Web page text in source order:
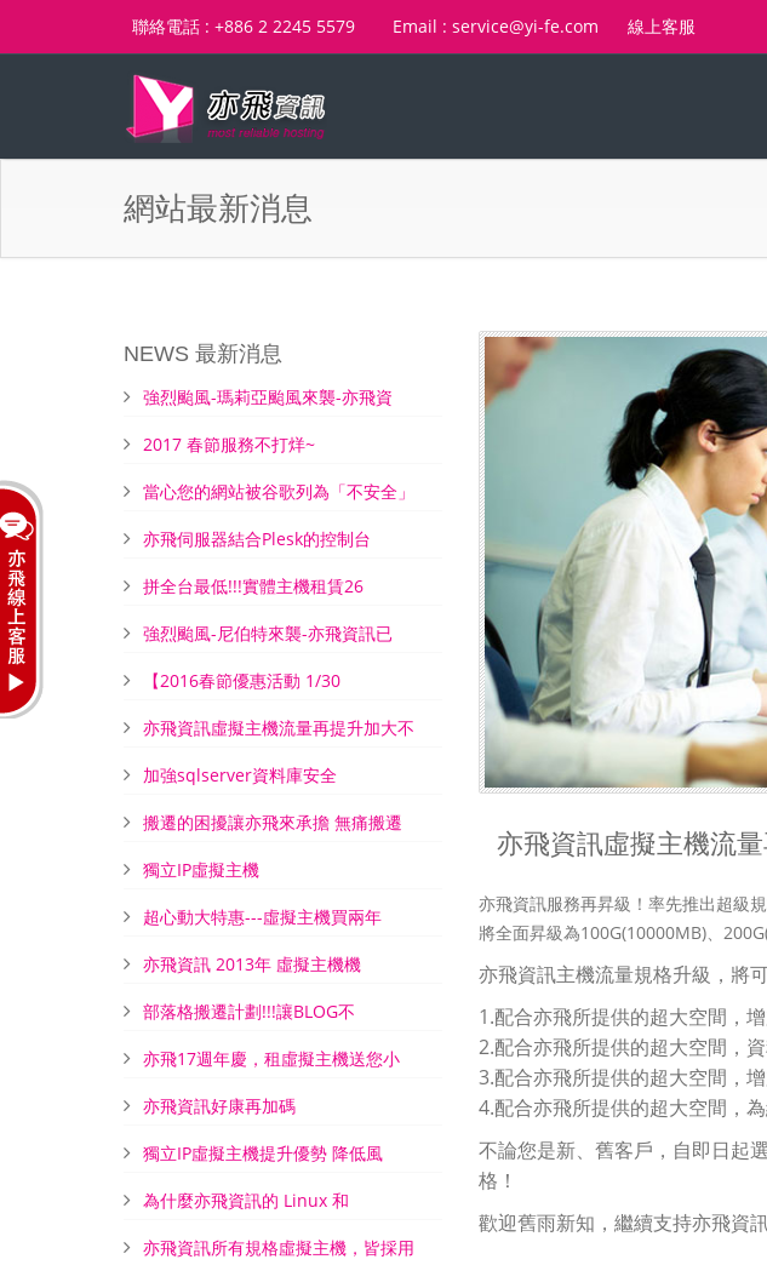
聯絡電話 : +886 2 2245 5579 Email : service@yi-fe.com 線上客服
網站最新消息
NEWS 最新消息
強烈颱風-瑪莉亞颱風來襲-亦飛資
2017 春節服務不打烊~
當心您的網站被谷歌列為「不安全」
亦飛伺服器結合Plesk的控制台
拼全台最低!!!實體主機租賃26
強烈颱風-尼伯特來襲-亦飛資訊已
【2016春節優惠活動 1/30
亦飛資訊虛擬主機流量再提升加大不
加強sqlserver資料庫安全
搬遷的困擾讓亦飛來承擔 無痛搬遷
獨立IP虛擬主機
超心動大特惠---虛擬主機買兩年
亦飛資訊 2013年 虛擬主機機
部落格搬遷計劃!!!讓BLOG不
亦飛17週年慶，租虛擬主機送您小
亦飛資訊好康再加碼
獨立IP虛擬主機提升優勢 降低風
為什麼亦飛資訊的 Linux 和
亦飛資訊所有規格虛擬主機，皆採用
亦飛資訊虛擬主機流
亦飛資訊服務再昇級！率先推出超級
將全面昇級為100G(10000MB)、
亦飛資訊主機流量規格升級，將
1.配合亦飛所提供的超大空間，
2.配合亦飛所提供的超大空間，
3.配合亦飛所提供的超大空間，
4.配合亦飛所提供的超大空間，
不論您是新、舊客戶，自即日起
格！
歡迎舊雨新知，繼續支持亦飛資